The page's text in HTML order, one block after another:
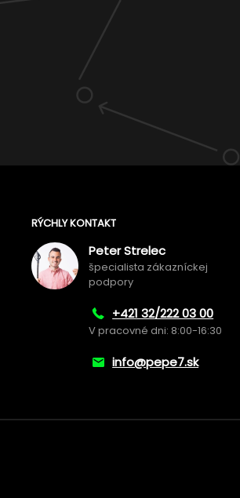
RÝCHLY KONTAKT
Peter Strelec
špecialista zákazníckej
podpory
+421 32/222 03 00
V pracovné dni: 8:00-16:30
info@pepe7.sk